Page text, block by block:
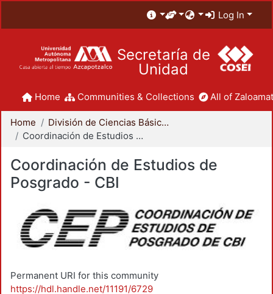
Log In
Secretaría de
Unidad
Home Communities & Collections All of
Home
División de Ciencias Básicas e Ingeniería
Coordinación de Estudios de Posgrado - CBI
Coordinación de Estudios de
Posgrado - CBI
Permanent URI for this community
https://hdl.handle.net/11191/6729